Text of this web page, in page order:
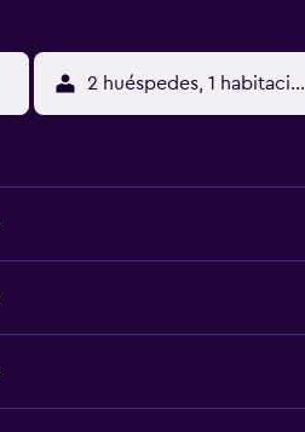
2 huéspedes, 1 habitación